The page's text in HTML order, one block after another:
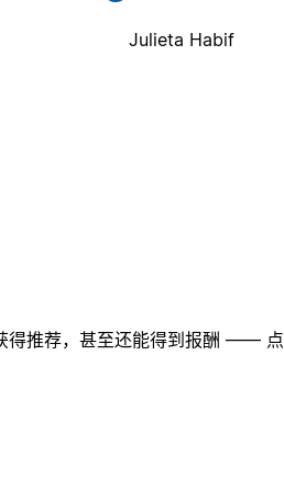
Julieta Habif
得推荐，甚至还能得到报酬 —— 点